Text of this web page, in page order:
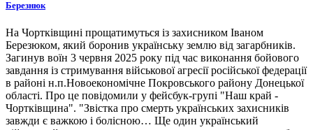
Березнюк
На Чортківщині прощатимуться із захисником Іваном
Березюком, який боронив українську землю від загарбників.
Загинув воїн 3 червня 2025 року під час виконання бойового
завдання із стримування військової агресії російської федерації
в районі н.п.Новоекономічне Покровського району Донецької
області. Про це повідомили у фейсбук-групі "Наш край -
Чортківщина". "Звістка про смерть українських захисників
завжди є важкою і болісною… Ще один український